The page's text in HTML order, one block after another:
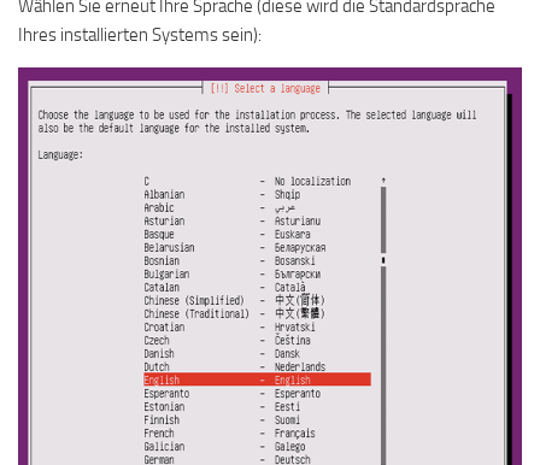
Wählen Sie erneut Ihre Sprache (diese wird die Standardsprache
Ihres installierten Systems sein):